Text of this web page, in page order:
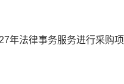
年法律事务服务进行采购项